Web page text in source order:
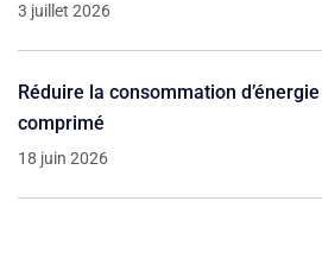
3 juillet 2026
Réduire la consommation
comprimé
18 juin 2026